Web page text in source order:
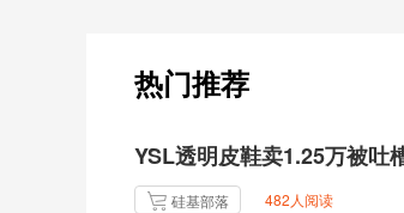
热门推荐
YSL透明皮鞋卖1.25万被
硅基部落 482人阅读